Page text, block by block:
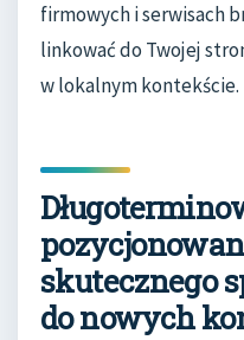
firmowych i serwisach
linkować do Twojej
w lokalnym kontekście.
skutecznego
do nowych